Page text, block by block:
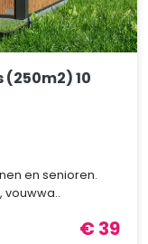
10
en senioren.
€ 39